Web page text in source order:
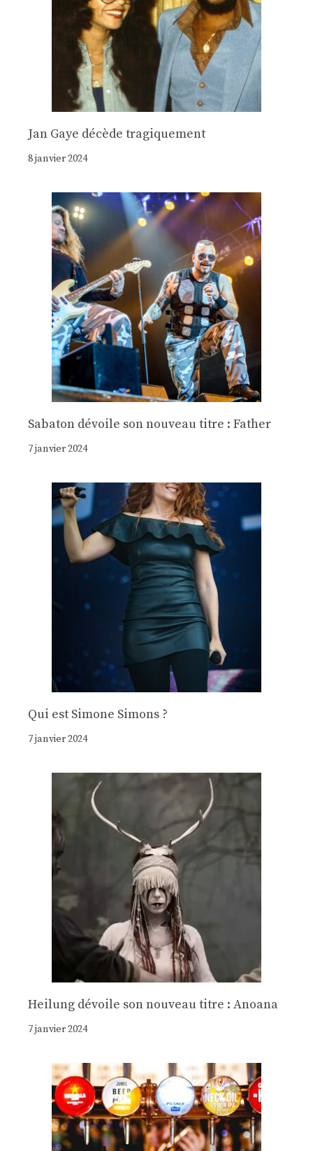
Jan Gaye décède tragiquement
8 janvier 2024
Sabaton dévoile son nouveau titre : Father
7 janvier 2024
Qui est Simone Simons ?
7 janvier 2024
Heilung dévoile son nouveau titre : Anoana
7 janvier 2024